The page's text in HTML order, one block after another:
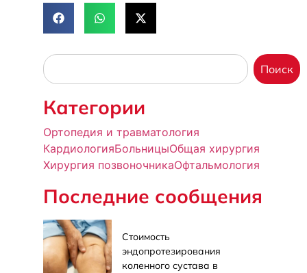
Поиск
Категории
Ортопедия и травматология
КардиологияБольницыОбщая хирургия
Хирургия позвоночникаОфтальмология
Последние сообщения
Стоимость
эндопротезирования
коленного сустава в